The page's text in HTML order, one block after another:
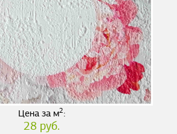
Цена за м2:
28 руб.